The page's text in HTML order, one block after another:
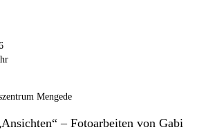
Mengede
– Fotoarbeiten von Gabi